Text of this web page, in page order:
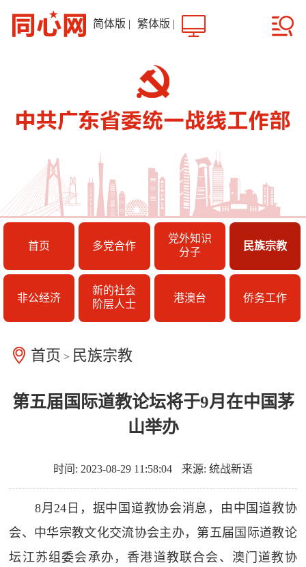
简体版 | 繁体版 |
首页 多党合作
党外知识
分子
民族宗教
非公经济
新的社会
阶层人士
港澳台 侨务工作
首页 > 民族宗教
第五届国际道教论坛将于9月在中国茅
山举办
时间: 2023-08-29 11:58:04 来源: 统战新语
8月24日，据中国道教协会消息，由中国道教协
会、中华宗教文化交流协会主办，第五届国际道教论
坛江苏组委会承办，香港道教联合会、澳门道教协